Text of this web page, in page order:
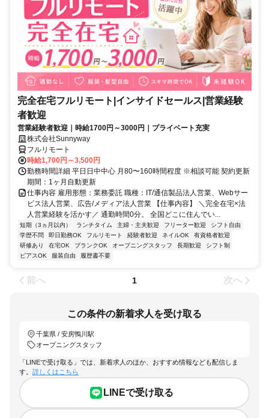
完全在宅フルリモート|インサイドセールス|営業経験
者歓迎
営業経験者歓迎｜時給1700円～3000円｜プライベート充実
株式会社Sunnyway
フルリモート
時給1,700円～3,500円
勤務時間詳細 平日日中中心 月80〜160時間程度 ※相談可能 契約更新
期間：1ヶ月自動更新
仕事内容 雇用形態：業務委託 職種：IT/通信製品法人営業、Webサー
ビス法人営業、広告/メディア法人営業 【仕事内容】 ＼完全在宅×法
人営業経験を活かす／ 通勤時間0分。 全国どこに住んでい...
短期（3ヵ月以内） ランチタイム 主婦・主夫歓迎 フリーター歓迎
シフト自由
学歴不問
即日勤務OK フルリモート 経験者歓迎 ネイルOK
有資格者歓迎
研修あり
在宅OK ブランクOK オープニングスタッフ 長期歓迎
シフト制
ピアスOK
服装自由 履歴書不要
前へ 1 次へ
この条件の新着求人を受け取る
千葉県 / 安房鴨川駅
オープニングスタッフ
「LINEで受け取る」では、新着求人のほか、おすすめ情報なども配信しま
す。 詳しくはこちら
LINEで受け取る